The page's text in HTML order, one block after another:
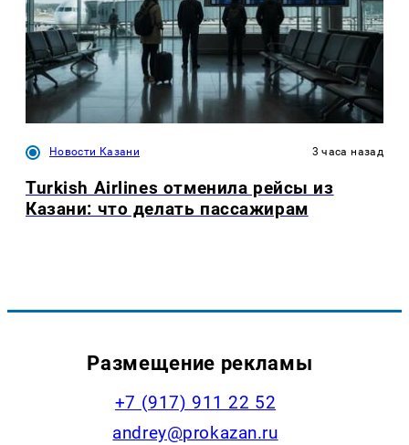
Новости Казани 3 часа назад
Turkish Airlines отменила рейсы из
Казани: что делать пассажирам
Размещение рекламы
+7 (917) 911 22 52
andrey@prokazan.ru